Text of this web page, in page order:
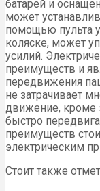
батарей и
может
помощью пульта
коляске, может
усилий.
преимуществ и
передвижения
не затрачивает
движение, кроме
быстро
преимуществ
электрическим
Стоит также